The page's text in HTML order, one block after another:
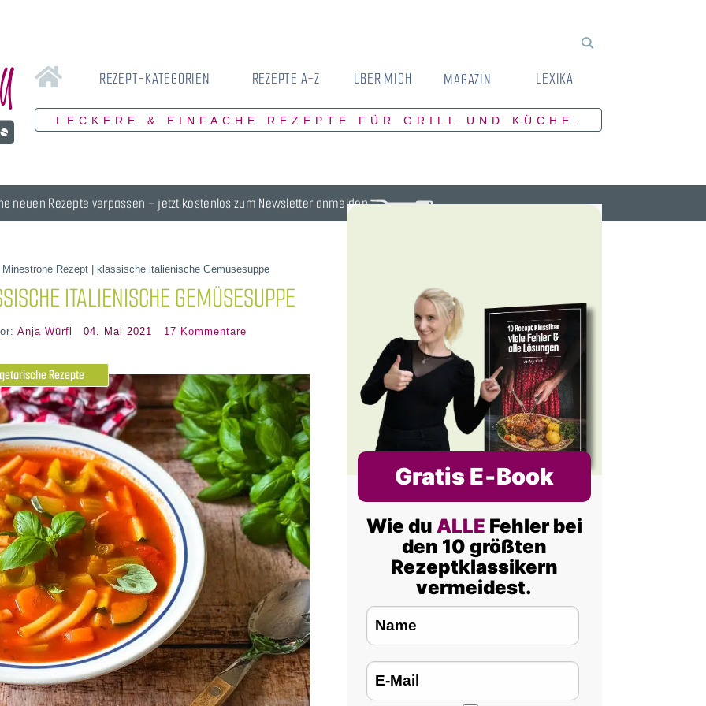
REZEPT-KATEGORIEN REZEPTE A-Z ÜBER MICH MAGAZIN LEXIKA
LECKERE & EINFACHE REZEPTE FÜR GRILL UND KÜCHE.
neuen Rezepte verpassen – jetzt kostenlos zum Newsletter anmelden.
Minestrone Rezept | klassische italienische Gemüsesuppe
ITALIENISCHE GEMÜSESUPPE
Anja Würfl 04. Mai 2021 17 Kommentare
Rezepte
Gratis E‑Book
Wie du ALLE Fehler bei
den 10 größten
Rezeptklassikern
vermeidest.